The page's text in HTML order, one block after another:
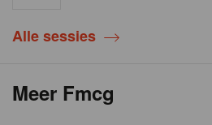
Alle sessies
Meer Fmcg